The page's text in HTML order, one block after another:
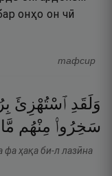
онҳо он чӣ
тафсир
وَلَقَدِ ٱسْتُهْزِئَ
سَخِرُوا۟ مِنْهُم مَّا
фа ҳақа би-л лазӣна